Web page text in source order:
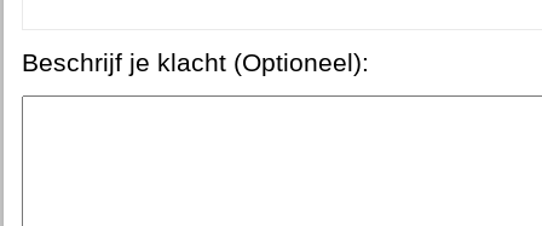
Beschrijf je klacht (Optioneel):